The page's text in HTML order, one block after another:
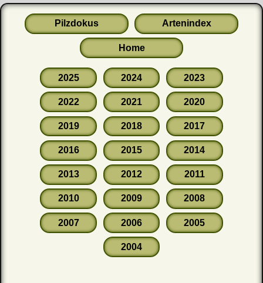
Pilzdokus Artenindex
Home
2025 2024 2023
2022 2021 2020
2019 2018 2017
2016 2015 2014
2013 2012 2011
2010 2009 2008
2007 2006 2005
2004